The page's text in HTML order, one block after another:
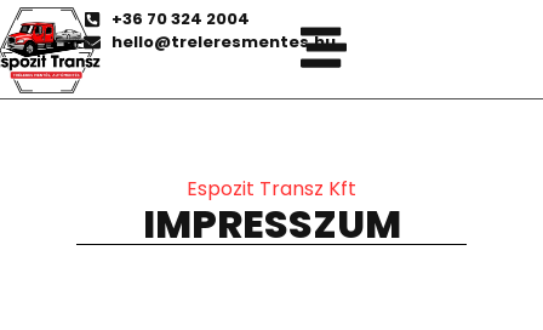
+36 70 324 2004
hello@treleresmentes.hu
Espozit Transz Kft
IMPRESSZUM